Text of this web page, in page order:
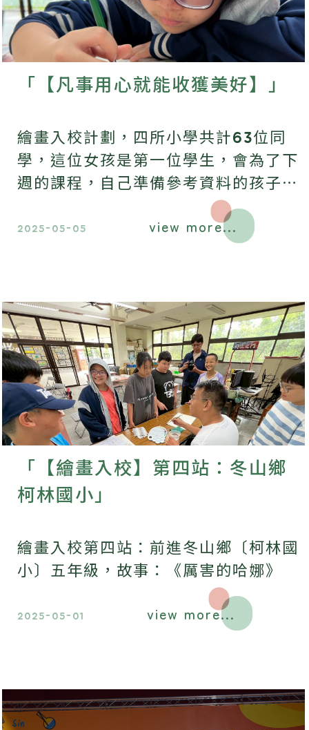
「【凡事用心就能收獲美好】」
繪畫入校計劃，四所小學共計63位同
學，這位女孩是第一位學生，會為了下
週的課程，自己準備參考資料的孩子，
或許是對下一週的課程有所期待吧？
2025-05-05 view more...
「【繪畫入校】第四站：冬山鄉
柯林國小」
繪畫入校第四站：前進冬山鄉〔柯林國
小〕五年級，故事：《厲害的哈娜》
2025-05-01 view more...